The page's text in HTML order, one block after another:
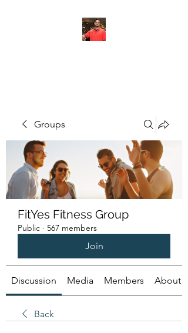
Groups
FitYes Fitness Group
Public · 567 members
Join
Discussion Media Members About
Back